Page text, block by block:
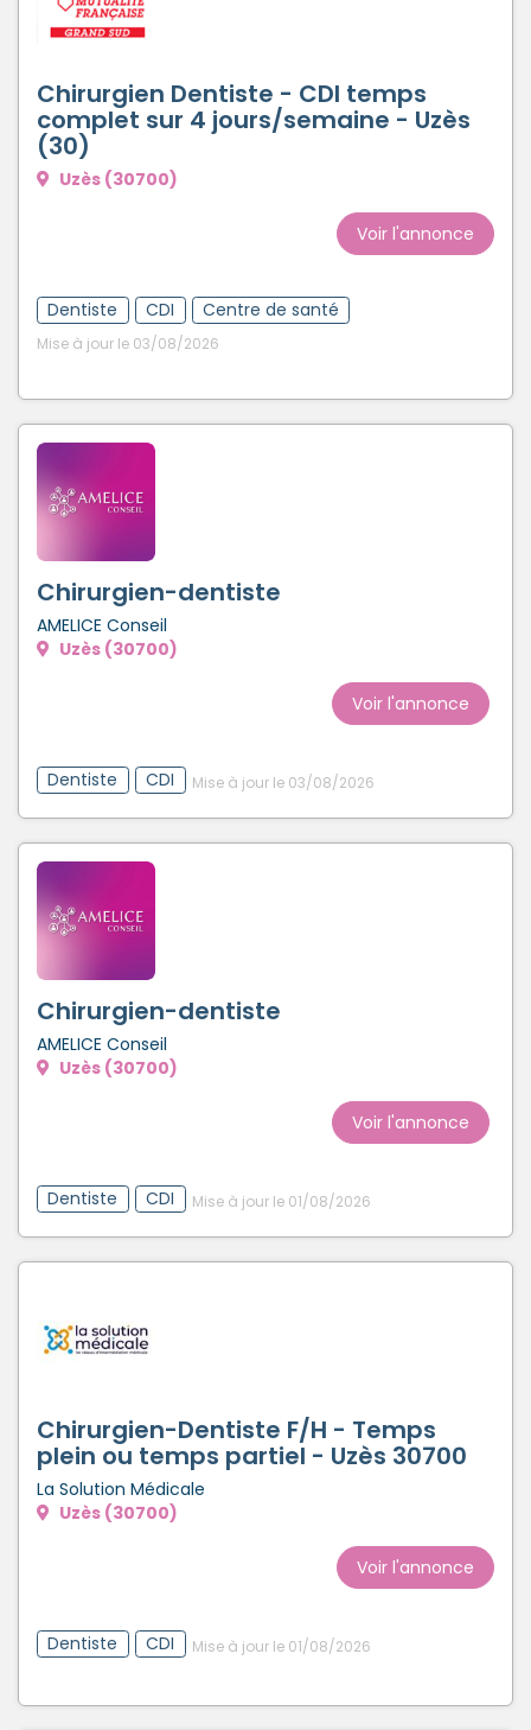
Chirurgien Dentiste - CDI temps
complet sur 4 jours/semaine - Uzès
(30)
Uzès (30700)
Voir l'annonce
Dentiste CDI Centre de santé
Mise à jour le 03/08/2026
Chirurgien-dentiste
AMELICE Conseil
Uzès (30700)
Voir l'annonce
Dentiste CDI Mise à jour le 03/08/2026
Chirurgien-dentiste
AMELICE Conseil
Uzès (30700)
Voir l'annonce
Dentiste CDI Mise à jour le 01/08/2026
Chirurgien-Dentiste F/H - Temps
plein ou temps partiel - Uzès 30700
La Solution Médicale
Uzès (30700)
Voir l'annonce
Dentiste CDI Mise à jour le 01/08/2026